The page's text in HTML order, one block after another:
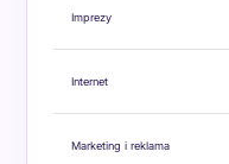
Imprezy
Internet
Marketing i reklama